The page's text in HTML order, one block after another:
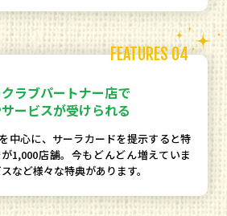
FEATURES 04
ラブパートナー店で
ービスが受けられる
中心に、サーラカードを提示すると特
1,000店舗。今もどんどん増えていま
など様々な特典があります。